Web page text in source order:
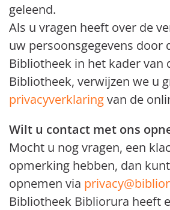
geleend.
Als u vragen heeft over de
uw persoonsgegevens door
Bibliotheek in het kader van
Bibliotheek, verwijzen we u
privacyverklaringvan de
Wilt u contact met ons
Mocht u nog vragen, een
opmerking hebben, dan
opnemen via
Bibliotheek Bibliorura heeft